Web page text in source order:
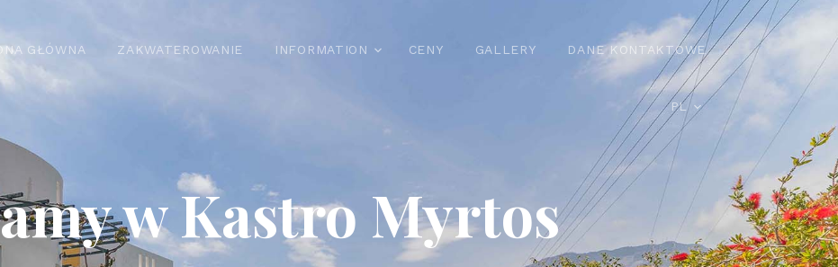
GŁÓWNA ZAKWATEROWANIE INFORMATION CENY GALLERY DANE KONTAKTOWE
PL
w Kastro Myrtos